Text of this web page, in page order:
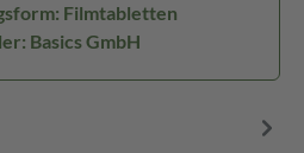
Filmtabletten
Basics GmbH